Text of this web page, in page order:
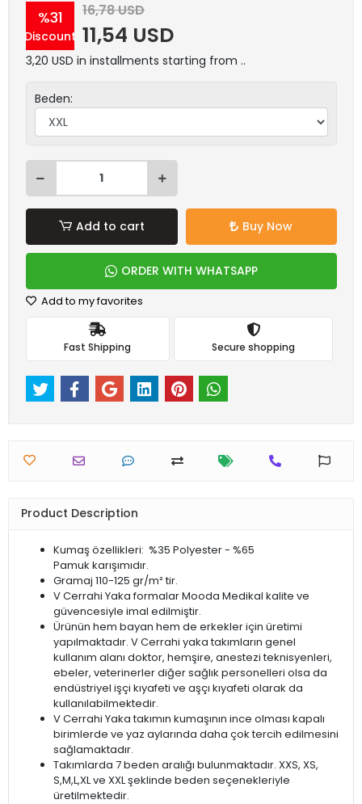
%31
Discount
16,78 USD
11,54 USD
3,20 USD in installments starting from ..
Beden:
Add to cart Buy Now
ORDER WITH WHATSAPP
Add to my favorites
Fast Shipping Secure shopping
Product Description
Kumaş özellikleri: %35 Polyester - %65
Pamuk karışımıdır.
Gramaj 110-125 gr/m² tir.
V Cerrahi Yaka formalar Mooda Medikal kalite ve
güvencesiyle imal edilmiştir.
Ürünün hem bayan hem de erkekler için üretimi
yapılmaktadır. V Cerrahi yaka takımların genel
kullanım alanı doktor, hemşire, anestezi teknisyenleri,
ebeler, veterinerler diğer sağlık personelleri olsa da
endüstriyel işçi kıyafeti ve aşçı kıyafeti olarak da
kullanılabilmektedir.
V Cerrahi Yaka takımın kumaşının ince olması kapalı
birimlerde ve yaz aylarında daha çok tercih edilmesini
sağlamaktadır.
Takımlarda 7 beden aralığı bulunmaktadır. XXS, XS,
S,M,L,XL ve XXL şeklinde beden seçenekleriyle
üretilmektedir.